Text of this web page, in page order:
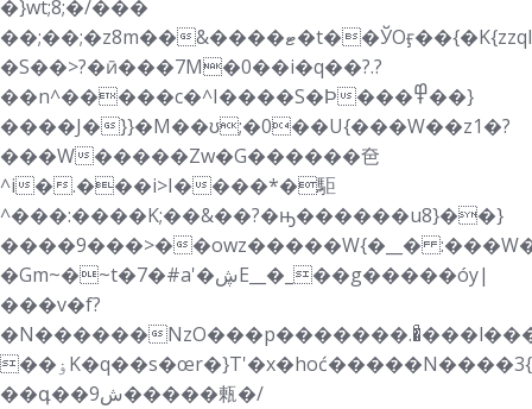
�}wt;8;�/���
��;��;�z8m��&����ޓ�t��ЎOӻ��{�K{zzql}
�S��>?�ӣ���7M�0��i�q��?.?
��n^�����c�^I����S�Ϸ���߾��}
����J�}}�M��ʊ;�0��U{���W��z1�?
���W�����Zw�G������夿
^i�.���i>I����*�駏
^���:����K;��&��?�ԣ������u8}��}
����9���>��owz�����W{�__�
�Gm~�~t�7�#a'�ڜE__�_��g�����óy|
���v�f?
�N������
��ۏK�q��s�œr�}T'�x�hoć�����N����3{}
��գ��9ش�����㼯�/